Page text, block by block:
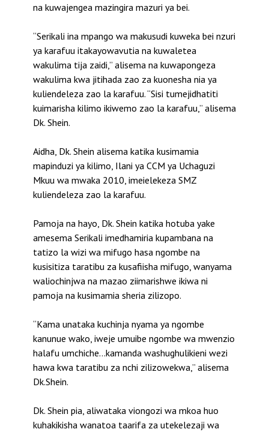
na kuwajengea mazingira mazuri ya bei.
“Serikali ina mpango wa makusudi kuweka bei nzuri
ya karafuu itakayowavutia na kuwaletea
wakulima tija zaidi,” alisema na kuwapongeza
wakulima kwa jitihada zao za kuonesha nia ya
kuliendeleza zao la karafuu. “Sisi tumejidhatiti
kuimarisha kilimo ikiwemo zao la karafuu,” alisema
Dk. Shein.
Aidha, Dk. Shein alisema katika kusimamia
mapinduzi ya kilimo, Ilani ya CCM ya Uchaguzi
Mkuu wa mwaka 2010, imeielekeza SMZ
kuliendeleza zao la karafuu.
Pamoja na hayo, Dk. Shein katika hotuba yake
amesema Serikali imedhamiria kupambana na
tatizo la wizi wa mifugo hasa ngombe na
kusisitiza taratibu za kusafiisha mifugo, wanyama
waliochinjwa na mazao ziimarishwe ikiwa ni
pamoja na kusimamia sheria zilizopo.
“Kama unataka kuchinja nyama ya ngombe
kanunue wako, iweje umuibe ngombe wa mwenzio
halafu umchiche…kamanda washughulikieni wezi
hawa kwa taratibu za nchi zilizowekwa,” alisema
Dk.Shein.
Dk. Shein pia, aliwataka viongozi wa mkoa huo
kuhakikisha wanatoa taarifa za utekelezaji wa